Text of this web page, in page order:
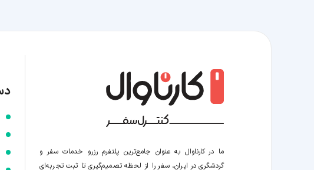
ما در کارناوال به عنوان جامع‌ترین پلتفرم رزرو خدمات سفر و
گردشگری در ایران، سفر را از لحظه‌ تصمیم‌گیری تا ثبت تجربه‌ای